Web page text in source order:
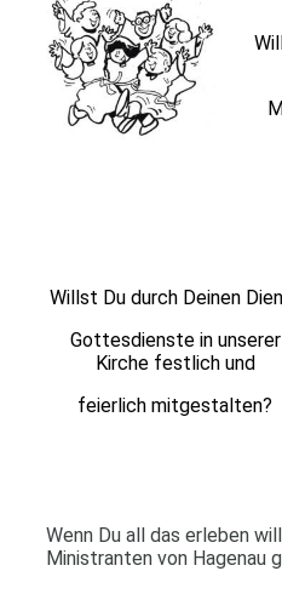
Willst Du durch Deinen
Gottesdienste in unserer
Kirche festlich und
feierlich mitgestalten?
Wenn Du all das erleben
Ministranten von Hagenau